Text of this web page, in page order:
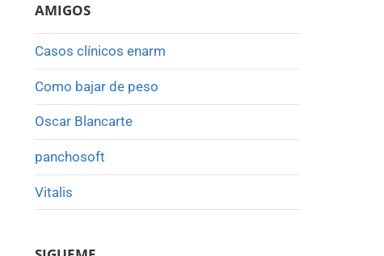
AMIGOS
Casos clínicos enarm
Como bajar de peso
Oscar Blancarte
panchosoft
Vitalis